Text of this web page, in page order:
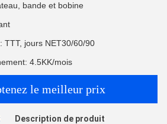
bande et bobine
TTT, jours NET30/60/90
4.5KK/mois
le meilleur prix
Description de produit